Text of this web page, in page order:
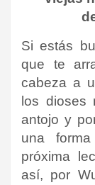
Si estás
que te
cabeza a
los dioses
antojo y
una
próxima
así, por